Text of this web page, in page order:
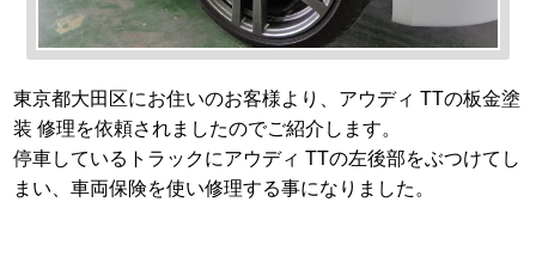
東京都大田区にお住いのお客様より、アウディ TTの板金塗
装 修理を依頼されましたのでご紹介します。
停車しているトラックにアウディ TTの左後部をぶつけてし
まい、車両保険を使い修理する事になりました。